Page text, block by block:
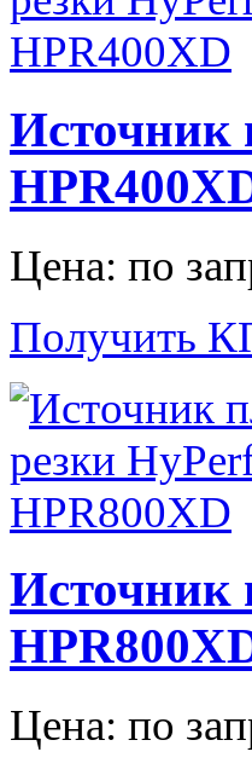
Источник
Цена: по
Получить
Источник
Цена: по